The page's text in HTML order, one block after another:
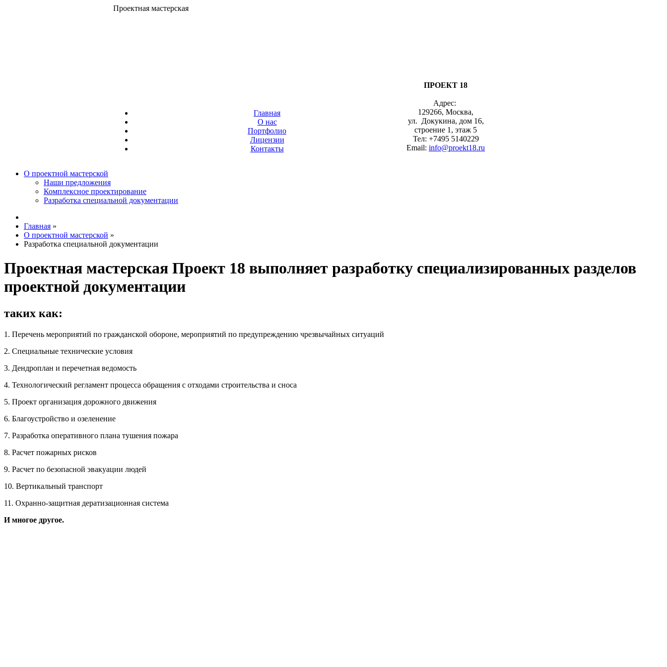
Проектная мастерская
ПРОЕКТ 18
Адрес:
129266, Москва,
ул. Докукина, дом 16,
строение 1, этаж 5
Тел: +7495 5140229
Email: info@proekt18.ru
Главная
О нас
Портфолио
Лицензии
Контакты
О проектной мастерской
Наши предложения
Комплексное проектирование
Разработка специальной документации
Главная »
О проектной мастерской »
Разработка специальной документации
Проектная мастерская Проект 18 выполняет разработку специализированных разделов
проектной документации
таких как:
1. Перечень мероприятий по гражданской обороне, мероприятий по предупреждению чрезвычайных ситуаций
2. Специальные технические условия
3. Дендроплан и перечетная ведомость
4. Технологический регламент процесса обращения с отходами строительства и сноса
5. Проект организация дорожного дви­жения
6. Благоустройство и озеленение
7. Разработка оперативного плана тушения пожара
8. Расчет пожарных рисков
9. Расчет по безопасной эвакуации людей
10. Вертикальный транспорт
11. Охранно-защитная дератизационная система
И многое другое.